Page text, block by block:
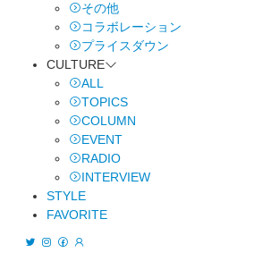
その他
コラボレーション
プライスダウン
CULTURE
ALL
TOPICS
COLUMN
EVENT
RADIO
INTERVIEW
STYLE
FAVORITE